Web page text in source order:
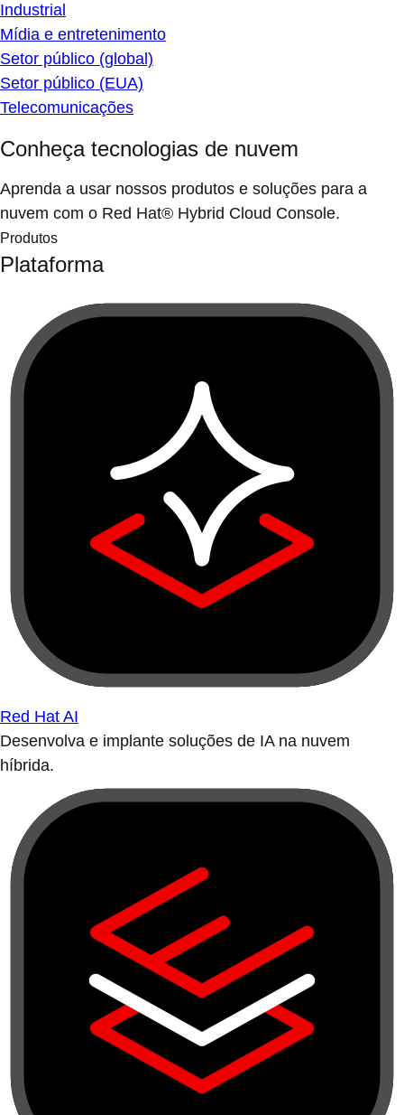
Industrial
Mídia e entretenimento
Setor público (global)
Setor público (EUA)
Telecomunicações
Conheça tecnologias de nuvem
Aprenda a usar nossos produtos e soluções para a
nuvem com o Red Hat® Hybrid Cloud Console.
Produtos
Plataforma
Red Hat AI
Desenvolva e implante soluções de IA na nuvem
híbrida.